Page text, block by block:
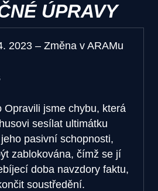
ÚPRAVY
2023 – Změna v ARAMu
Opravili jsme chybu, která
sesílat ultimátku
pasivní schopnosti,
zablokována, čímž se jí
doba navzdory faktu,
soustředění.